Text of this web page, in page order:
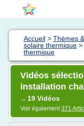
Accueil > Thèmes
solaire thermique >
thermique
Vidéos
installation
→ 19 Vidéos
Voir également371